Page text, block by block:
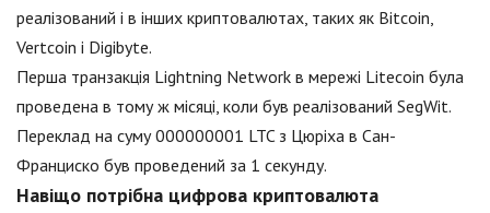
реалізований і в інших криптовалютах, таких як Bitcoin,
Vertcoin і Digibyte.
Перша транзакція Lightning Network в мережі Litecoin була
проведена в тому ж місяці, коли був реалізований SegWit.
Переклад на суму 000000001 LTC з Цюріха в Сан-
Франциско був проведений за 1 секунду.
Навіщо потрібна цифрова криптовалюта